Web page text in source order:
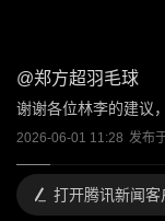
@郑方超羽毛球
谢谢各位林李的建议
2026-06-01 11:28 发布
打开腾讯新闻